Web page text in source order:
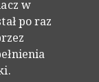
w
po raz